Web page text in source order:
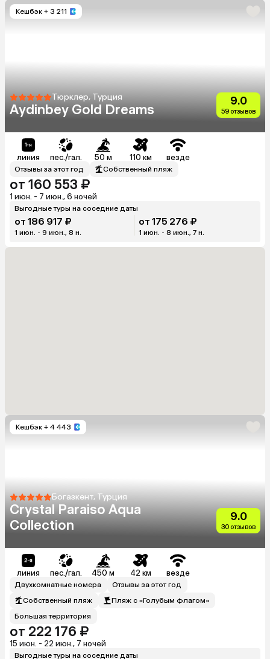
Кешбэк + 3 211
Тюрклер, Турция
Aydinbey Gold Dreams
9.0
59 отзывов
линия пес./гал. 50 м 110 км везде
Отзывы за этот год Собственный пляж
от 160 553 ₽
1 июн. - 7 июн., 6 ночей
Выгодные туры на соседние даты
от 186 917 ₽
1 июн. - 9 июн., 8 н.
от 175 276 ₽
1 июн. - 8 июн., 7 н.
Кешбэк + 4 443
Богазкент, Турция
Crystal Paraiso Aqua
Collection
9.0
30 отзывов
линия пес./гал. 450 м 42 км везде
Двухкомнатные номера
Отзывы за этот год
Собственный пляж
Пляж с «Голубым флагом»
Большая территория
от 222 176 ₽
15 июн. - 22 июн., 7 ночей
Выгодные туры на соседние даты